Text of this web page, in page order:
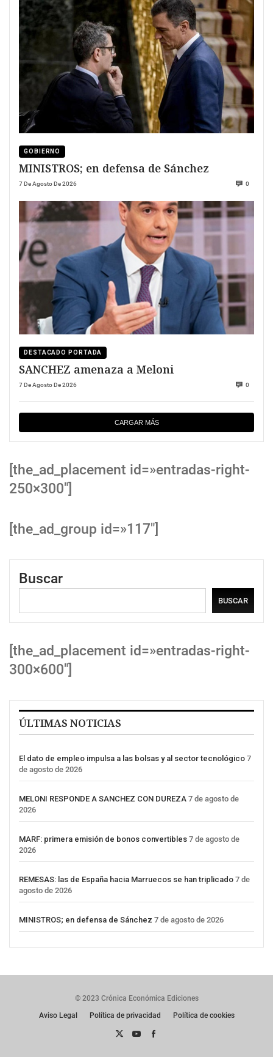
GOBIERNO
MINISTROS; en defensa de Sánchez
7 De Agosto De 2026 0
DESTACADO PORTADA
SANCHEZ amenaza a Meloni
7 De Agosto De 2026 0
CARGAR MÁS
[the_ad_placement id=»entradas-right-
250×300″]
[the_ad_group id=»117″]
Buscar
BUSCAR
[the_ad_placement id=»entradas-right-
300×600″]
ÚLTIMAS NOTICIAS
El dato de empleo impulsa a las bolsas y al sector tecnológico 7
de agosto de 2026
MELONI RESPONDE A SANCHEZ CON DUREZA 7 de agosto de
2026
MARF: primera emisión de bonos convertibles 7 de agosto de
2026
REMESAS: las de España hacia Marruecos se han triplicado 7 de
agosto de 2026
MINISTROS; en defensa de Sánchez 7 de agosto de 2026
© 2023 Crónica Económica Ediciones
Aviso Legal
Política de privacidad Política de cookies